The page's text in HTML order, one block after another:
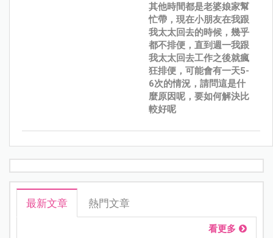
其他時間都是老婆娘家幫
忙帶，現在小朋友在我跟
我太太回去的時候，幾乎
都不排便，直到週一我跟
我太太回去工作之後就瘋
狂排便，可能會有一天5-
6次的情況，請問這是什
麼原因呢，要如何解決比
較好呢
最新文章 熱門文章
看更多